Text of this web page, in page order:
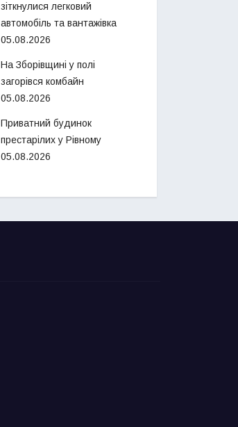
зіткнулися легковий
автомобіль та вантажівка
05.08.2026
На Зборівщині у полі
загорівся комбайн
05.08.2026
Приватний будинок
престарілих у Рівному
05.08.2026